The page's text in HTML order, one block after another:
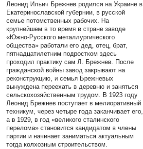
Леонид Ильич Брежнев родился на Украине в
Екатеринославской губернии, в русской
семье потомственных рабочих. На
крупнейшем в то время в стране заводе
«Южно-Русского металлургического
общества» работали его дед, отец, брат,
пятнадцатилетним подростком здесь
проходил практику сам Л. Брежнев. После
гражданской войны завод закрывают на
реконструкцию, и семья Брежневых
вынуждена переехать в деревню и заняться
сельскохозяйственным трудом. В 1923 году
Леонид Брежнев поступает в мелиоративный
техникум, через четыре года заканчивает его,
а в 1929, в год «великого сталинского
перелома» становится кандидатом в члены
партии и начинает заниматься актуальным
тогда колхозным строительством.